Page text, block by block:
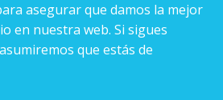
asegurar que damos la mejor
en nuestra web. Si sigues
que estás de